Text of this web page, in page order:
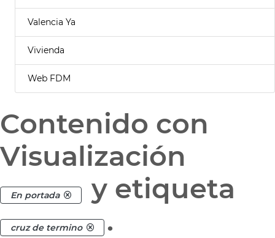
Valencia Ya
Vivienda
Web FDM
Contenido con
Visualización
En portada y etiqueta
cruz de termino .